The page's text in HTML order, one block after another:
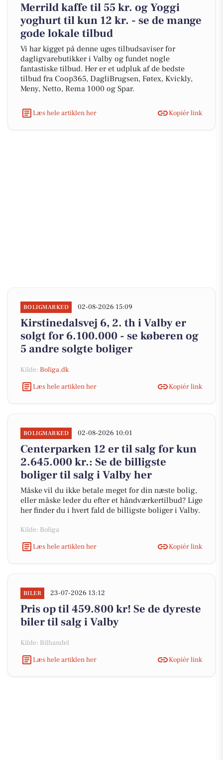
Merrild kaffe til 55 kr. og Yoggi
yoghurt til kun 12 kr. - se de mange
gode lokale tilbud
Vi har kigget på denne uges tilbudsaviser for
dagligvarebutikker i Valby og fundet nogle
fantastiske tilbud. Her er et udpluk af de bedste
tilbud fra Coop365, DagliBrugsen, Føtex, Kvickly,
Meny, Netto, Rema 1000 og Spar.
Læs hele artiklen her Kopiér link
BOLIGMARKED 02-08-2026 15:09
Kirstinedalsvej 6, 2. th i Valby er
solgt for 6.100.000 - se køberen og
5 andre solgte boliger
Kilde: Boliga.dk
Læs hele artiklen her
Kopiér link
BOLIGMARKED 02-08-2026 10:01
Centerparken 12 er til salg for kun
2.645.000 kr.: Se de billigste
boliger til salg i Valby her
Måske vil du ikke betale meget for din næste bolig,
eller måske leder du efter et håndværkertilbud? Lige
her finder du i hvert fald de billigste boliger i Valby.
Kilde: Boliga
Læs hele artiklen her
Kopiér link
BILER 23-07-2026 13:12
Pris op til 459.800 kr! Se de dyreste
biler til salg i Valby
Kilde: Bilhandel
Læs hele artiklen her
Kopiér link